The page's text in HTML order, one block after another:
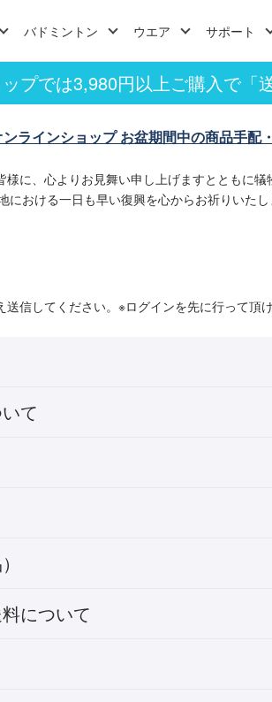
バドミントン ウエア サポート
プでは3,980円以上ご購入で「
ンラインショップ お盆期間中の商品手配
に、心よりお見舞い申し上げますとともに犠
における一日も早い復興を心からお祈りいたし
信してください。※ログインを先に行って頂
て
について